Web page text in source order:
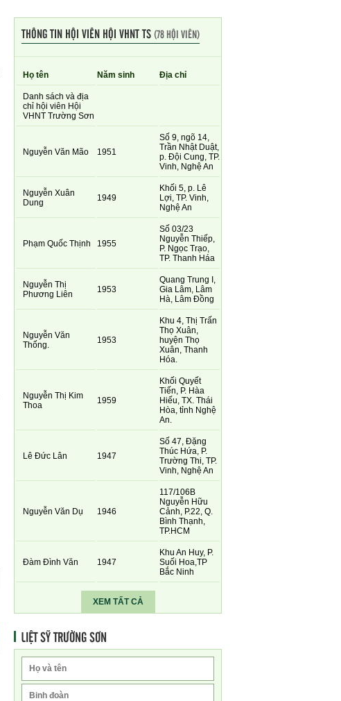
THÔNG TIN HỘI VIÊN HỘI VHNT TS(78 HỘI VIÊN)
Họ tên Năm sinh Địa chỉ
Danh sách và địa
chỉ hội viên Hội
VHNT Trường Sơn
Nguyễn Văn Mão 1951
Số 9, ngõ 14,
Trần Nhật Duật,
p. Đội Cung, TP.
Vinh, Nghệ An
Nguyễn Xuân
Dung
1949
Khối 5, p. Lê
Lợi, TP. Vinh,
Nghệ An
Phạm Quốc Thịnh 1955
Số 03/23
Nguyễn Thiếp,
P. Ngọc Trạo,
TP. Thanh Háa
Nguyễn Thị
Phương Liên
1953
Quang Trung I,
Gia Lâm, Lâm
Hà, Lâm Đồng
Nguyễn Văn
Thống.
1953
Khu 4, Thị Trấn
Thọ Xuân,
huyện Thọ
Xuân, Thanh
Hóa.
Nguyễn Thị Kim
Thoa
1959
Khối Quyết
Tiến, P. Hàa
Hiếu, TX. Thái
Hòa, tỉnh Nghệ
An.
Lê Đức Lân 1947
Số 47, Đặng
Thúc Hứa, P.
Trường Thi, TP.
Vinh, Nghệ An
Nguyễn Văn Dụ 1946
117/106B
Nguyễn Hữu
Cảnh, P.22, Q.
Bình Thạnh,
TP.HCM
Đàm Đình Văn 1947
Khu An Huy, P.
Suối Hoa,TP
Bắc Ninh
XEM TẤT CẢ
LIỆT SỸ TRƯỜNG SƠN